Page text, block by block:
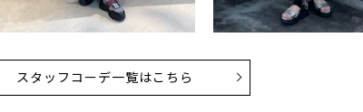
スタッフコーデ一覧はこちら